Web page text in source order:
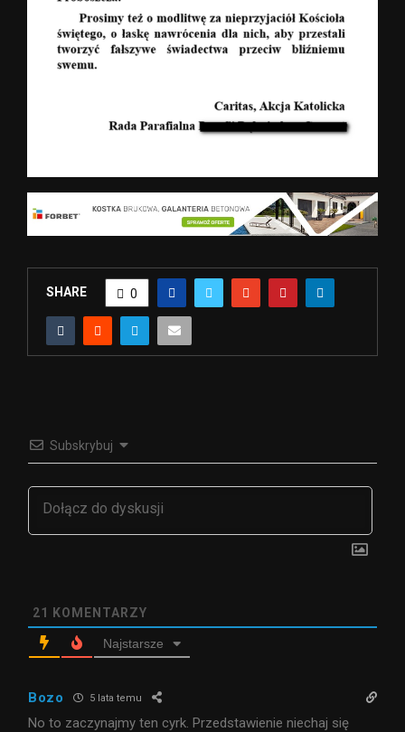
SHARE 0
Subskrybuj
21 KOMENTARZY
Najstarsze
Bozo 5 lata temu
No to zaczynajmy ten cyrk. Przedstawienie niechaj się